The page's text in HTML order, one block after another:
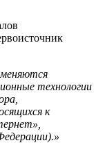
технологии
к